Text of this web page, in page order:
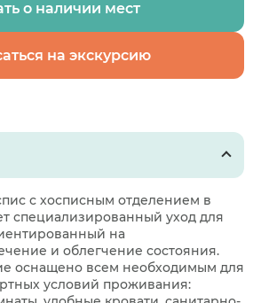
о наличии мест
на экскурсию
с хосписным отделением в
специализированный уход для
на
и облегчение состояния.
оснащено всем необходимым для
условий проживания: